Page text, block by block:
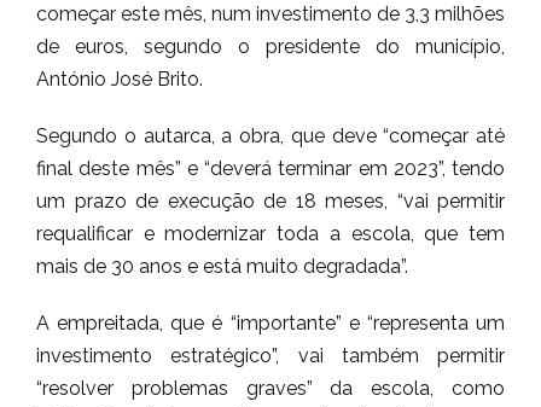
começar este mês, num investimento de 3,3 milhões
de euros, segundo o presidente do município,
António José Brito.
Segundo o autarca, a obra, que deve “começar até
final deste mês” e “deverá terminar em 2023”, tendo
um prazo de execução de 18 meses, “vai permitir
requalificar e modernizar toda a escola, que tem
mais de 30 anos e está muito degradada”.
A empreitada, que é “importante” e “representa um
investimento estratégico”, vai também permitir
“resolver problemas graves” da escola, como